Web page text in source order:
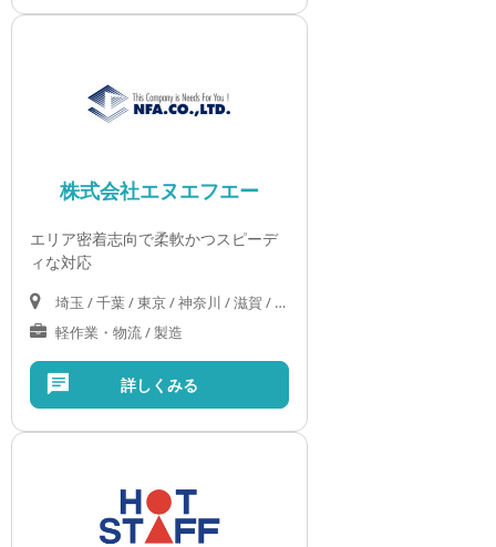
株式会社エヌエフエー
エリア密着志向で柔軟かつスピーデ
ィな対応
埼玉 / 千葉 / 東京 / 神奈川 / 滋賀 / 京都 / 大阪 / 兵庫
軽作業・物流 / 製造
詳しくみる